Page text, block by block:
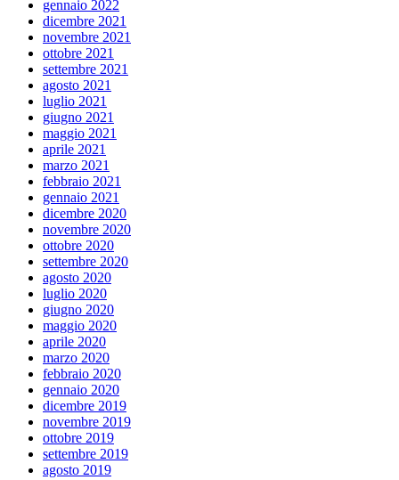
gennaio 2022
dicembre 2021
novembre 2021
ottobre 2021
settembre 2021
agosto 2021
luglio 2021
giugno 2021
maggio 2021
aprile 2021
marzo 2021
febbraio 2021
gennaio 2021
dicembre 2020
novembre 2020
ottobre 2020
settembre 2020
agosto 2020
luglio 2020
giugno 2020
maggio 2020
aprile 2020
marzo 2020
febbraio 2020
gennaio 2020
dicembre 2019
novembre 2019
ottobre 2019
settembre 2019
agosto 2019